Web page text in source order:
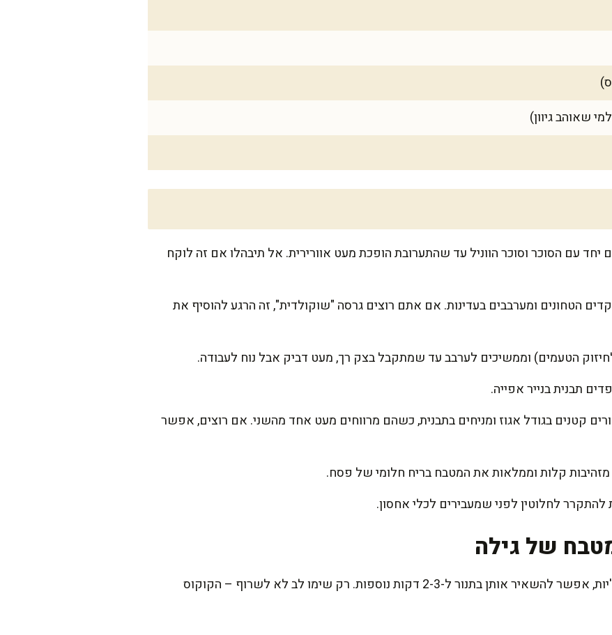
יחד עם הסוכר וסוכר הווניל עד שהתערובת הופכת מעט אוורירית. אל תיבהלו אם זה לוקח
הטחונים ומערבבים בעדינות. אם אתם רוצים גרסה "שוקולדית", זה הרגע להוסיף את
הטעמים) וממשיכים לערבב עד שמתקבל בצק רך, מעט דביק אבל נוח לעבודה.
קטנים בגודל אגוז ומניחים בתבנית, כשהם מרווחים מעט אחד מהשני. אם רוצים, אפשר
להתקרר לחלוטין לפני שמעבירים לכלי אחסון.
של גילה
אם אתם אוהבים עוגיות יותר קראנצ'יות, אפשר להשאיר אותן בתנור ל-2-3 דקות נוספות. רק שימו לב לא לשרוף – הקוקוס